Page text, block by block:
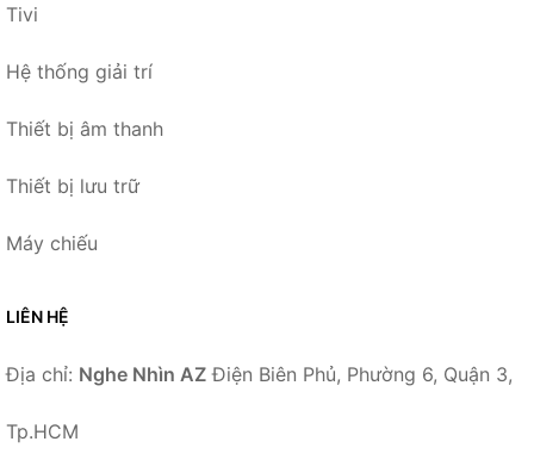
Tivi
Hệ thống giải trí
Thiết bị âm thanh
Thiết bị lưu trữ
Máy chiếu
LIÊN HỆ
Địa chỉ: Nghe Nhìn AZ Điện Biên Phủ, Phường 6, Quận 3,
Tp.HCM